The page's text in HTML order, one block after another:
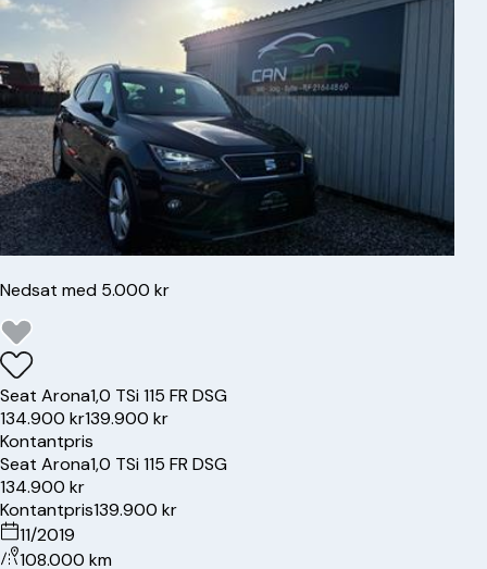
Nedsat med 5.000 kr
Seat Arona1,0 TSi 115 FR DSG
134.900 kr139.900 kr
Kontantpris
Seat Arona1,0 TSi 115 FR DSG
134.900 kr
Kontantpris139.900 kr
11/2019
108.000 km